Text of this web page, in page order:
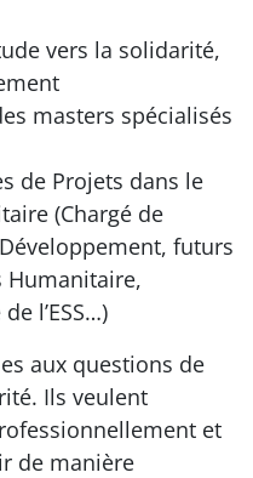
vers la solidarité,
masters spécialisés
de Projets dans le
(Chargé de
futurs
Humanitaire,
l’ESS…)
aux questions de
Ils veulent
et
de manière